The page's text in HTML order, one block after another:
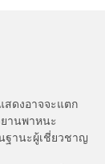
สดงอาจจะแตก
านพาหนะ
ฐานะผู้เชี่ยวชาญ